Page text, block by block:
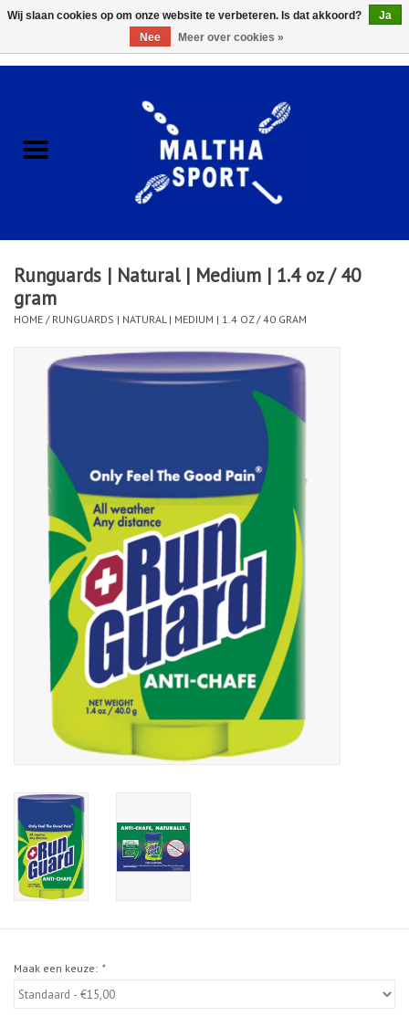
ACCESSOIRES/HARDWARE
KLEDING
CLUBSHOPS
Diensten
Runguards | Natural | Medium | 1.4 oz / 40
gram
HOME / RUNGUARDS | NATURAL | MEDIUM | 1.4 OZ / 40 GRAM
Maak een keuze: *
Wij slaan cookies op om onze website te verbeteren. Is dat akkoord?
Ja
Nee
Meer over cookies »